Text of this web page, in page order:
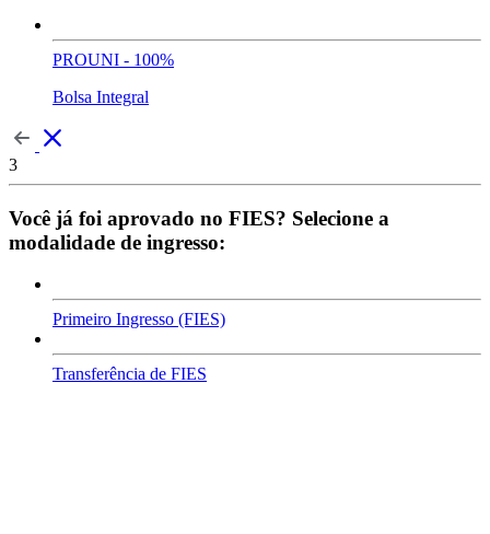
PROUNI - 100%
Bolsa Integral
3
Você já foi aprovado no FIES? Selecione a
modalidade de ingresso:
Primeiro Ingresso (FIES)
Transferência de FIES